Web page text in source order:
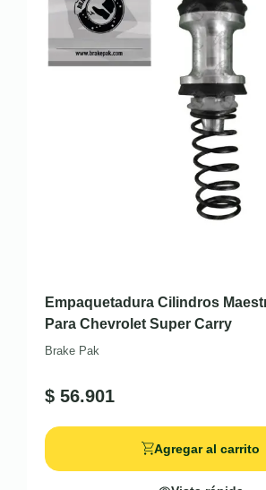
Empaquetadura Cilindros
Para Chevrolet Super Carry
Brake Pak
$ 56.901
Agregar al carrito